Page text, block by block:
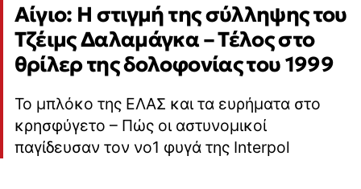
Αίγιο: Η στιγμή της σύλληψης του
Τζέιμς Δαλαμάγκα – Τέλος στο
θρίλερ της δολοφονίας του 1999
Το μπλόκο της ΕΛΑΣ και τα ευρήματα στο
κρησφύγετο – Πώς οι αστυνομικοί
παγίδευσαν τον νο1 φυγά της Interpol